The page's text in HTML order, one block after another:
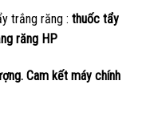
trắng răng : thuốc tẩy
răng HP
Cam kết máy chính